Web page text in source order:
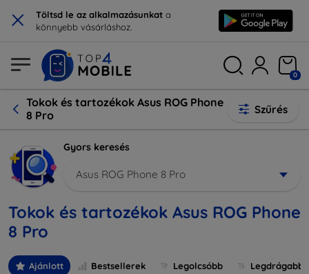
× Töltsd le az alkalmazásunkat a
könnyebb vásárláshoz.
0
Tokok és tartozékok Asus ROG Phone
8 Pro
Szűrés
Gyors keresés
Asus ROG Phone 8 Pro
Tokok és tartozékok Asus ROG Phone
8 Pro
Ajánlott Bestsellerek Legolcsóbb Legdrágabb